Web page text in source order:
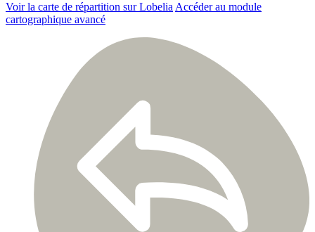
Voir la carte de répartition sur Lobelia Accéder au module
cartographique avancé